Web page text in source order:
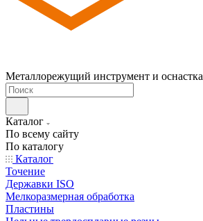
Металлорежущий инструмент и оснастка
Каталог
По всему сайту
По каталогу
Каталог
Точение
Державки ISO
Мелкоразмерная обработка
Пластины